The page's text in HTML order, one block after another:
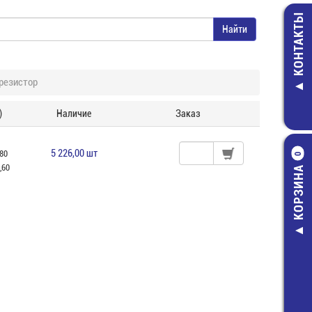
КОНТАКТЫ
КОРЗИНА
0
Наличие Заказ
5 226,00 шт